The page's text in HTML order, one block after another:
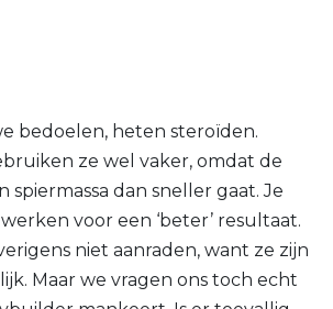
bedoelen, heten steroïden.
ze wel vaker, omdat de
dan sneller gaat. Je
voor een ‘beter’ resultaat.
niet aanraden, want ze zijn
Maar we vragen ons toch echt